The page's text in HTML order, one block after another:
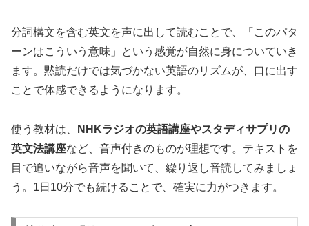
分詞構文を含む英文を声に出して読むことで、「このパタ
ーンはこういう意味」という感覚が自然に身についていき
ます。黙読だけでは気づかない英語のリズムが、口に出す
ことで体感できるようになります。
使う教材は、
NHKラジオの英語講座やスタディサプリの
英文法講座など、音声付きのものが理想です。テキストを
目で追いながら音声を聞いて、繰り返し音読してみましょ
う。1日10分でも続けることで、確実に力がつきます。